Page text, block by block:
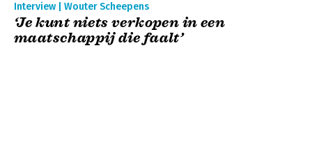
Interview | Wouter Scheepens
‘Je kunt niets verkopen in een
maatschappij die faalt’